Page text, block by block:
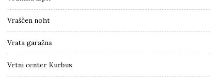
Vraščen noht
Vrata garažna
Vrtni center Kurbus